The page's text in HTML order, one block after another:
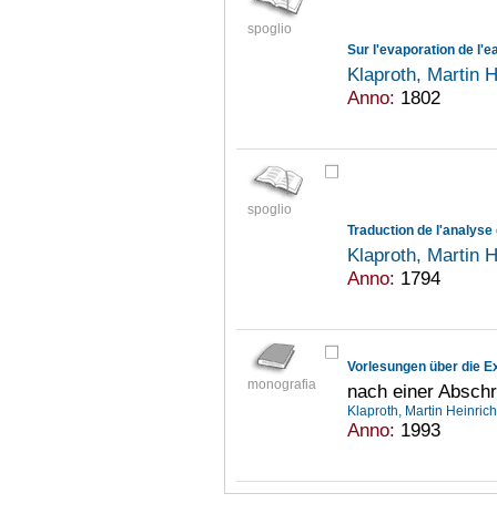
spoglio
Sur l'evaporation de
Klaproth, Martin
Anno: 1802
spoglio
Traduction de
Klaproth, Martin
Anno: 1794
monografia
Vorlesungen über die
nach einer
Klaproth, Martin
Anno: 1993